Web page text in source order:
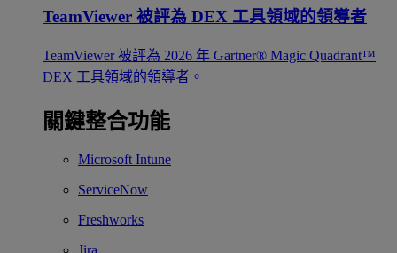
TeamViewer 被評為 DEX 工具領域的領導者
TeamViewer 被評為 2026 年 Gartner® Magic Quadrant™
DEX 工具領域的領導者。
關鍵整合功能
Microsoft Intune
ServiceNow
Freshworks